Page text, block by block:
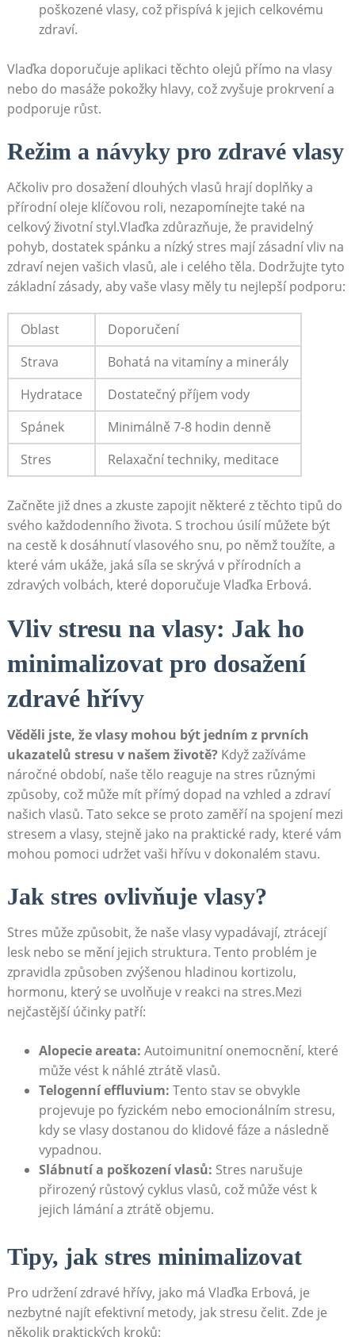
poškozené vlasy, což přispívá k jejich celkovému
zdraví.
Vlaďka doporučuje aplikaci těchto olejů přímo na vlasy
nebo do masáže pokožky hlavy, což zvyšuje prokrvení a
podporuje růst.
Režim a návyky pro zdravé vlasy
Ačkoliv pro dosažení dlouhých vlasů hrají doplňky a
přírodní oleje klíčovou roli, nezapomínejte také na
celkový životní styl.Vlaďka zdůrazňuje, že pravidelný
pohyb, dostatek spánku a nízký stres mají zásadní vliv na
zdraví nejen vašich vlasů, ale i celého těla. Dodržujte tyto
základní zásady, aby vaše vlasy měly tu nejlepší podporu:
Oblast
Doporučení
Strava
Bohatá na vitamíny a minerály
Hydratace
Dostatečný příjem vody
Spánek
Minimálně 7-8 hodin denně
Stres
Relaxační techniky, meditace
Začněte již dnes a zkuste zapojit některé z těchto tipů do
svého každodenního života. S trochou úsilí můžete být
na cestě k dosáhnutí vlasového snu, po němž toužíte, a
které vám ukáže, jaká síla se skrývá v přírodních a
zdravých volbách, které doporučuje Vlaďka Erbová.
Vliv stresu na vlasy: Jak ho
minimalizovat pro dosažení
zdravé hřívy
Věděli jste, že vlasy mohou být jedním z prvních
ukazatelů stresu v našem životě? Když zažíváme
náročné období, naše tělo reaguje na stres různými
způsoby, což může mít přímý dopad na vzhled a zdraví
našich vlasů. Tato sekce se proto zaměří na spojení mezi
stresem a vlasy, stejně jako na praktické rady, které vám
mohou pomoci udržet vaši hřívu v dokonalém stavu.
Jak stres ovlivňuje vlasy?
Stres může způsobit, že naše vlasy vypadávají, ztrácejí
lesk nebo se mění jejich struktura. Tento problém je
zpravidla způsoben zvýšenou hladinou kortizolu,
hormonu, který se uvolňuje v reakci na stres.Mezi
nejčastější účinky patří:
Alopecie areata: Autoimunitní onemocnění, které
může vést k náhlé ztrátě vlasů.
Telogenní effluvium: Tento stav se obvykle
projevuje po fyzickém nebo emocionálním stresu,
kdy se vlasy dostanou do klidové fáze a následně
vypadnou.
Slábnutí a poškození vlasů: Stres narušuje
přirozený růstový cyklus vlasů, což může vést k
jejich lámání a ztrátě objemu.
Tipy, jak stres minimalizovat
Pro udržení zdravé hřívy, jako má Vlaďka Erbová, je
nezbytné najít efektivní metody, jak stresu čelit. Zde je
několik praktických kroků: